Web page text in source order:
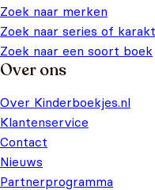
Zoek naar merken
Zoek naar series of
Zoek naar een soort boek
Over ons
Over Kinderboekjes.nl
Klantenservice
Contact
Nieuws
Partnerprogramma